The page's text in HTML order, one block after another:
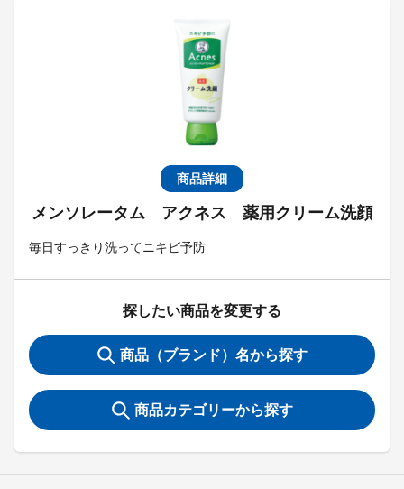
商品詳細
メンソレータム アクネス 薬用クリーム洗顔
毎日すっきり洗ってニキビ予防
探したい商品を変更する
商品（ブランド）名から探す
商品カテゴリーから探す